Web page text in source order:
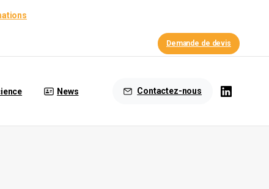
Demande de devis
News Contactez-nous